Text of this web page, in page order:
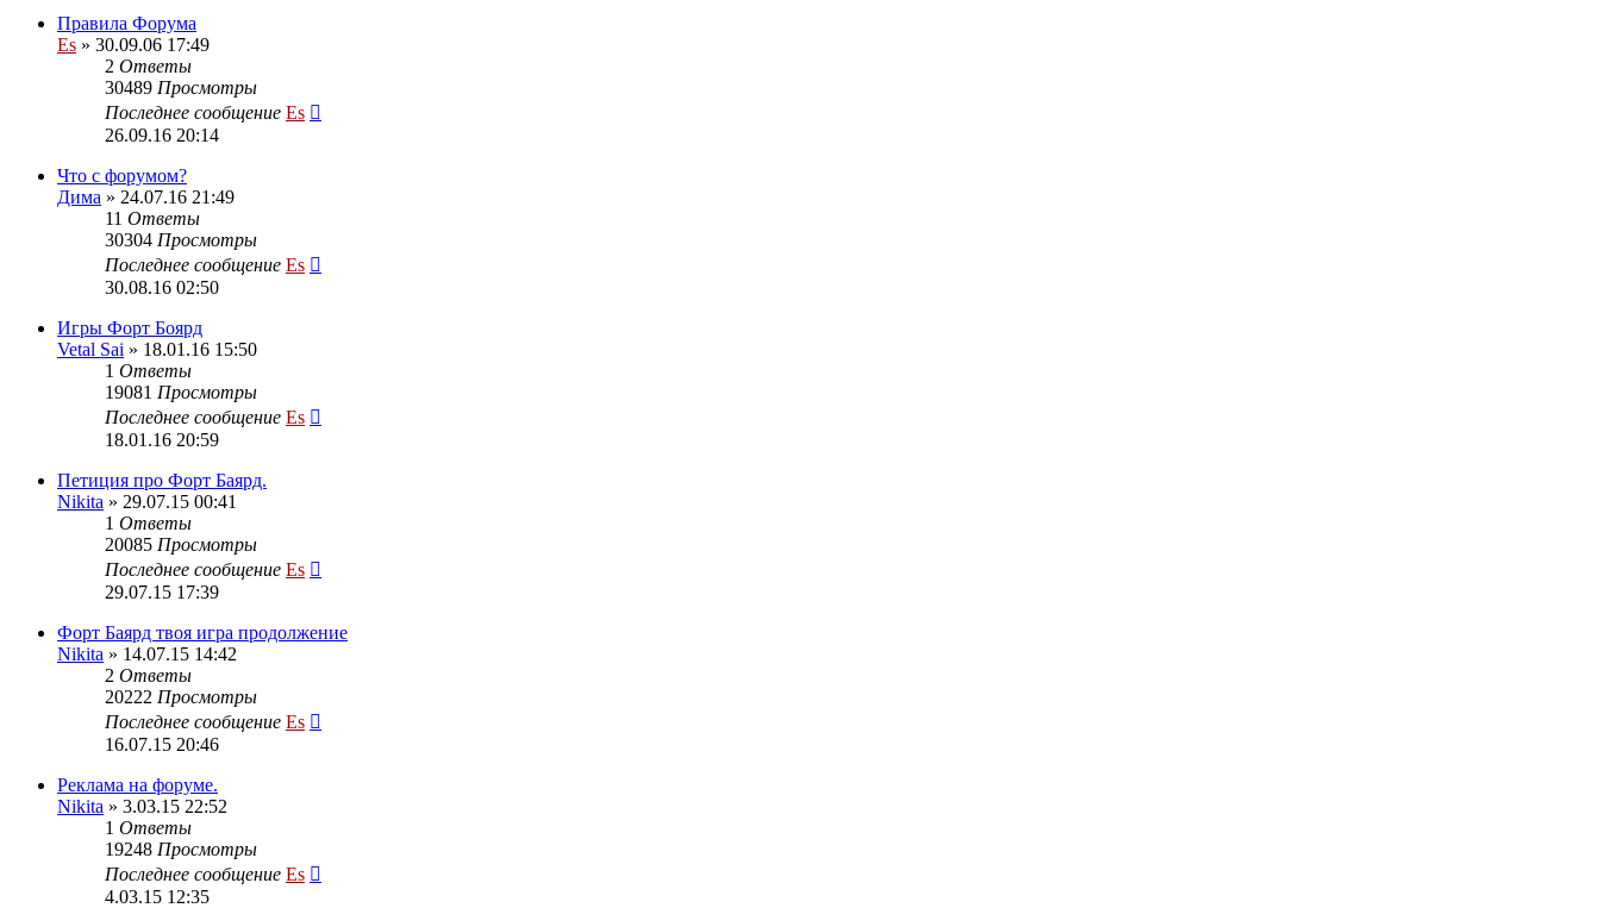
Правила Форума
Es » 30.09.06 17:49
2 Ответы
30489 Просмотры
Последнее сообщение Es
26.09.16 20:14
Что с форумом?
Дима » 24.07.16 21:49
11 Ответы
30304 Просмотры
Последнее сообщение Es
30.08.16 02:50
Игры Форт Боярд
Vetal Sai » 18.01.16 15:50
1 Ответы
19081 Просмотры
Последнее сообщение Es
18.01.16 20:59
Петиция про Форт Баярд.
Nikita » 29.07.15 00:41
1 Ответы
20085 Просмотры
Последнее сообщение Es
29.07.15 17:39
Форт Баярд твоя игра продолжение
Nikita » 14.07.15 14:42
2 Ответы
20222 Просмотры
Последнее сообщение Es
16.07.15 20:46
Реклама на форуме.
Nikita » 3.03.15 22:52
1 Ответы
19248 Просмотры
Последнее сообщение Es
4.03.15 12:35